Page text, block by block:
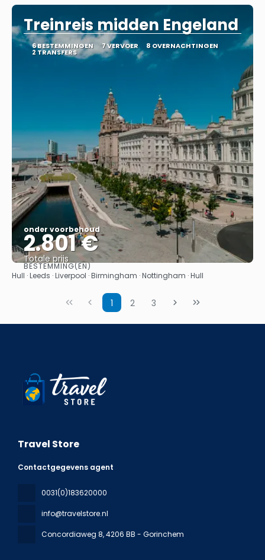
Treinreis midden Engeland
6 BESTEMMINGEN 7 VERVOER 8 OVERNACHTINGEN
2 TRANSFERS
onder voorbehoud
2.801 €
Totale prijs
Bekijk
BESTEMMING(EN)
Hull · Leeds · Liverpool · Birmingham · Nottingham · Hull
1 2 3
Travel Store
Contactgegevens agent
0031(0)183620000
info@travelstore.nl
Concordiaweg 8, 4206 BB - Gorinchem